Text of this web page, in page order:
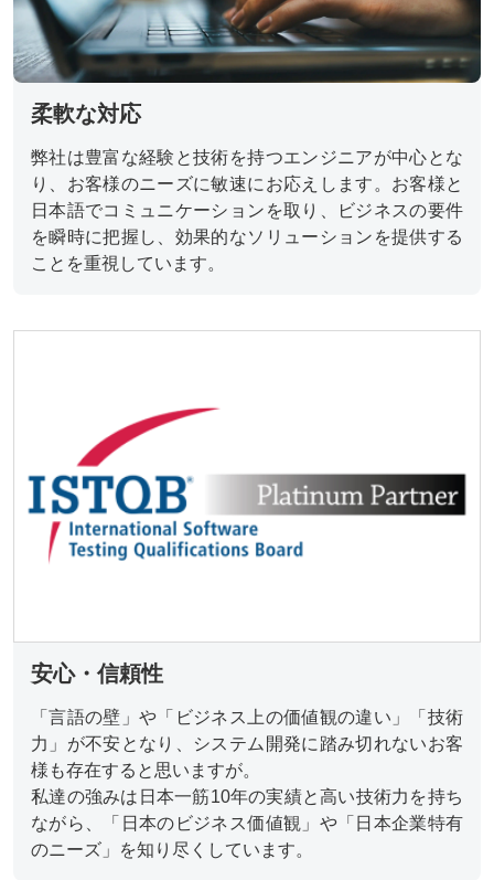
柔軟な対応
弊社は豊富な経験と技術を持つエンジニアが中心とな
り、お客様のニーズに敏速にお応えします。お客様と
日本語でコミュニケーションを取り、ビジネスの要件
を瞬時に把握し、効果的なソリューションを提供する
ことを重視しています。
安心・信頼性
「言語の壁」や「ビジネス上の価値観の違い」「技術
力」が不安となり、システム開発に踏み切れないお客
様も存在すると思いますが。
私達の強みは日本一筋10年の実績と高い技術力を持ち
ながら、「日本のビジネス価値観」や「日本企業特有
のニーズ」を知り尽くしています。